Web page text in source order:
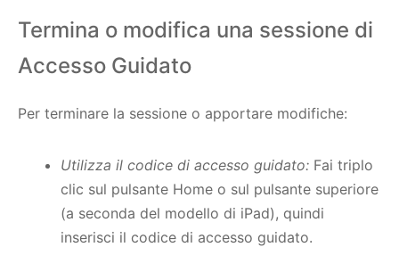
Termina o modifica una sessione di
Accesso Guidato
Per terminare la sessione o apportare modifiche:
Utilizza il codice di accesso guidato: Fai triplo
clic sul pulsante Home o sul pulsante superiore
(a seconda del modello di iPad), quindi
inserisci il codice di accesso guidato.